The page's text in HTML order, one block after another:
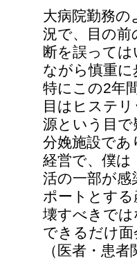
大病院勤務
況で、目の前
断を誤って
ながら慎重
特にこの2年
目はヒステ
源という目
分娩施設で
経営で、僕は
活の一部が
ポートとす
壊すべきで
できるだけ
（医者・患